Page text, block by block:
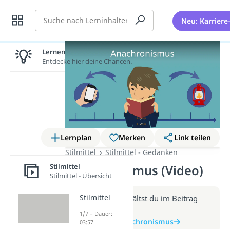
Suche Neu:
Lernplan Merken
Link teilen
Stilmittel
Stilmittel - Gedanken
Anachronismus (Video)
Weitere Infos erhältst du im Beitrag
zum Video
zum Beitrag: Anachronismus
Lernen lohnt sich!
Entdecke hier deine Chancen.
Stilmittel
Stilmittel - Übersicht
Stilmittel
1/7 – Dauer:
03:57